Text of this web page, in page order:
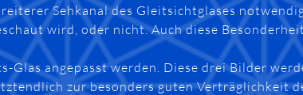
Sehkanal des Gleitsichtglases
wird, oder nicht. Auch diese
angepasst werden. Diese drei Bilder
zur besonders guten Verträglichkeit